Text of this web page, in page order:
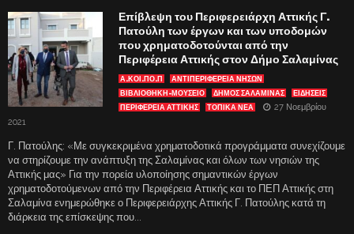
Επίβλεψη του Περιφερειάρχη Αττικής Γ.
Πατούλη των έργων και των υποδομών
που χρηματοδοτούνται από την
Περιφέρεια Αττικής στον Δήμο Σαλαμίνας
Α.ΚΟΙ.ΠΟ.Π
ΑΝΤΙΠΕΡΙΦΈΡΕΙΑ ΝΉΣΩΝ
ΒΙΒΛΙΟΘΉΚΗ-ΜΟΥΣΕΊΟ
ΔΗΜΟΣ ΣΑΛΑΜΙΝΑΣ
ΕΙΔΗΣΕΙΣ
ΠΕΡΙΦΕΡΕΙΑ ΑΤΤΙΚΗΣ
ΤΟΠΙΚΑ ΝΕΑ
27 Νοεμβρίου
2021
Γ. Πατούλης: «Με συγκεκριμένα χρηματοδοτικά προγράμματα συνεχίζουμε
να στηρίζουμε την ανάπτυξη της Σαλαμίνας και όλων των νησιών της
Αττικής μας» Για την πορεία υλοποίησης σημαντικών έργων
χρηματοδοτούμενων από την Περιφέρεια Αττικής και το ΠΕΠ Αττικής στη
Σαλαμίνα ενημερώθηκε ο Περιφερειάρχης Αττικής Γ. Πατούλης κατά τη
διάρκεια της επίσκεψης που...